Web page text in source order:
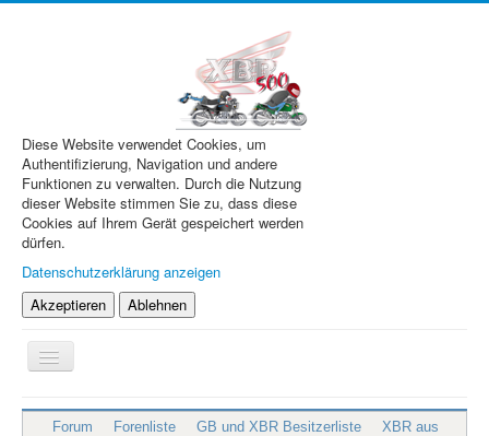
Diese Website verwendet Cookies, um
Authentifizierung, Navigation und andere
Funktionen zu verwalten. Durch die Nutzung
dieser Website stimmen Sie zu, dass diese
Cookies auf Ihrem Gerät gespeichert werden
dürfen.
Datenschutzerklärung anzeigen
Akzeptieren
Ablehnen
Navigation
an/aus
XBR.de
Forum Forenliste GB und XBR Besitzerliste
XBR aus